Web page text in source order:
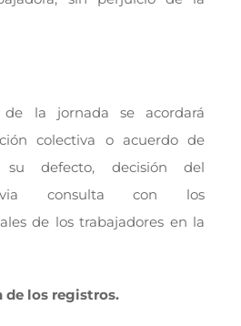
la jornada se acordará
colectiva o acuerdo de
defecto, decisión del
consulta con los
de los trabajadores en la
de los registros.